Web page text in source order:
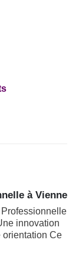
à Vienne
innovation
orientation Ce